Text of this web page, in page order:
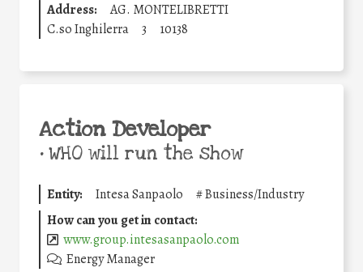
Address:
AG. MONTELIBRETTI
C.so Inghilerra
3 10138
Action Developer
•WHO will run the show
Entity: Intesa Sanpaolo #Business/Industry
How can you get in contact:
www.group.intesasanpaolo.com
Energy Manager